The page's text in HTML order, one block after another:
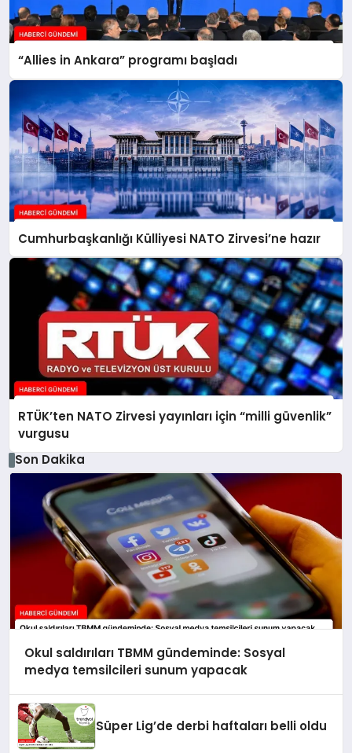
“Allies in Ankara” programı başladı
Cumhurbaşkanlığı Külliyesi NATO Zirvesi’ne hazır
RTÜK’ten NATO Zirvesi yayınları için “milli güvenlik”
vurgusu
Son Dakika
Okul saldırıları TBMM gündeminde: Sosyal
medya temsilcileri sunum yapacak
Süper Lig’de derbi haftaları belli oldu